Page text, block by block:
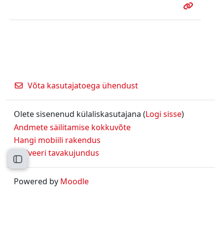
Ava kursuse sisukord
Võta kasutajatoega ühendust
Olete sisenenud külaliskasutajana (Logi sisse)
Andmete säilitamise kokkuvõte
Hangi mobiili rakendus
Aktiveeri tavakujundus
Powered by Moodle